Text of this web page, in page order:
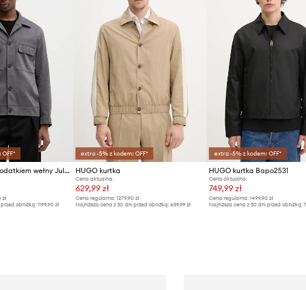
HUGO kurtka z dodatkiem wełny Juliano243F1
zł
obniżką:1199,90 zł
extra -5% z kodem: OFF*
HUGO kurtka
Cena aktualna:
629,99 zł
Cena regularna: 1279,90 zł
Najniższa cena z 30 dni przed obniżką: 639,99 zł
extra -5% z kodem: OFF*
HUGO kurtka Bapo2531
Cena aktualna:
749,99 zł
Cena regularna: 1499,90 zł
Najniższa cena z 30 dni przed obniżką: